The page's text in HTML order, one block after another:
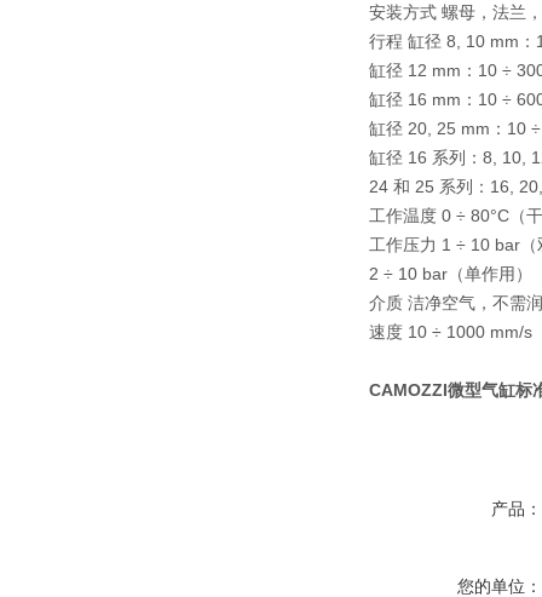
安装方式 螺母，法兰
行程 缸径 8, 10 mm
缸径 12 mm：10 ÷
缸径 16 mm：10 ÷
缸径 20, 25 mm：10
缸径 16 系列：8, 10,
24 和 25 系列：16,
工作温度 0 ÷ 80°C（
工作压力 1 ÷ 10 bar（
2 ÷ 10 bar（单作用）
介质 洁净空气，不需
速度 10 ÷ 1000 mm/s
CAMOZZI微型气缸标
产品：
您的单位：